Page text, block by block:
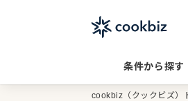
条件から探す
cookbiz（クックビズ）